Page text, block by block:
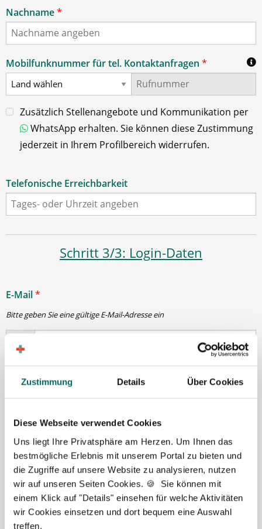
Zustimmung Details Über Cookies
Diese Webseite verwendet Cookies
Uns liegt Ihre Privatsphäre am Herzen. Um Ihnen das
bestmögliche Erlebnis mit unserem Portal zu bieten und
die Zugriffe auf unsere Website zu analysieren, nutzen
wir auf unseren Seiten Cookies. 🍪 Sie können mit
einem Klick auf "Details" einsehen für welche Aktivitäten
wir Cookies einsetzen und dort bequem eine Auswahl
treffen.
Nachname*
Mobilfunknummer für tel. Kontaktanfragen *
Zusätzlich Stellenangebote und Kommunikation per
WhatsApp erhalten. Sie können diese Zustimmung
jederzeit in Ihrem Profilbereich widerrufen.
Telefonische Erreichbarkeit
Schritt 3/3: Login-Daten
E-Mail*
Bitte geben Sie eine gültige E-Mail-Adresse ein
Ihre Angaben und Dokumente sind zu jeder Zeit
sicher. Niemand bis auf Sie und Ihre persönlichen
Betreuer haben Zugriff auf Ihre Daten.
Erst nach Ihrer Freigabezu einem konkreten
Stellenangebot leiten wir Ihre Daten an die von Ihnen
gewünschten Apotheken weiter.